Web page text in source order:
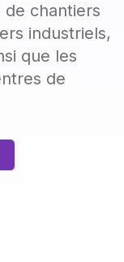
de chantiers
industriels,
que les
de